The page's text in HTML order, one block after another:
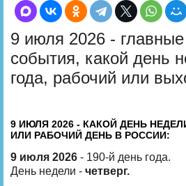
9 июля 2026 -
события, какой день
года, рабочий или
9 ИЮЛЯ 2026 - КАКОЙ ДЕНЬ
ИЛИ РАБОЧИЙ ДЕНЬ В РОССИИ:
9 июля 2026 - 190-й день года.
День недели - четверг.